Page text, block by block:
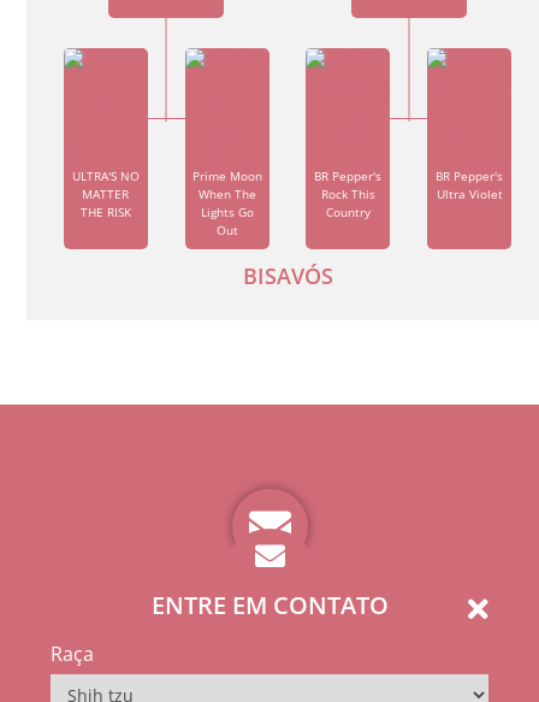
ULTRA'S NO
MATTER
THE RISK
Prime Moon
When The
Lights Go
Out
BR Pepper's
Rock This
Country
BR Pepper's
Ultra Violet
BISAVÓS
ENTRE EM CONTATO
Raça